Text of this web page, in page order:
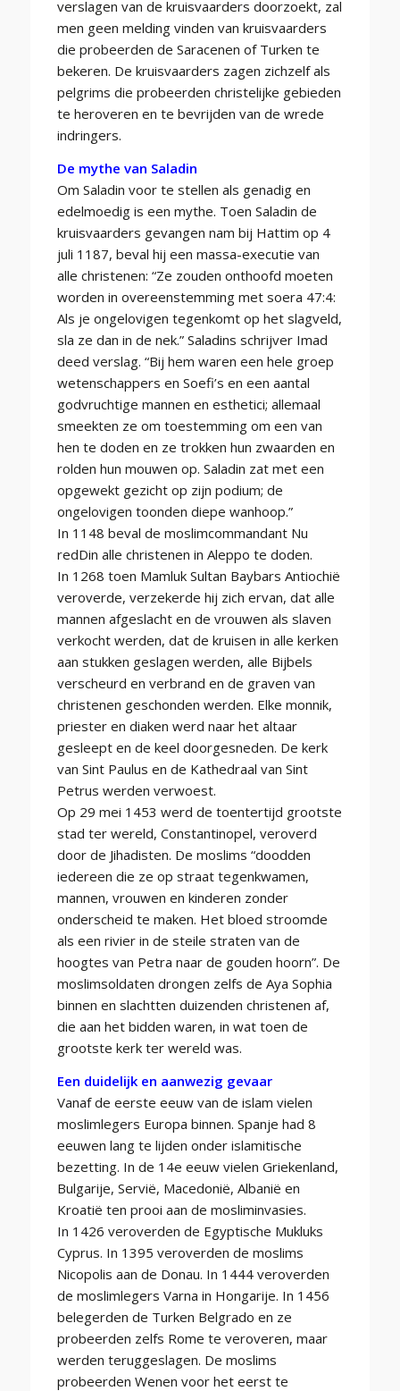
verslagen van de kruisvaarders doorzoekt, zal
men geen melding vinden van kruisvaarders
die probeerden de Saracenen of Turken te
bekeren. De kruisvaarders zagen zichzelf als
pelgrims die probeerden christelijke gebieden
te heroveren en te bevrijden van de wrede
indringers.
De mythe van Saladin
Om Saladin voor te stellen als genadig en
edelmoedig is een mythe. Toen Saladin de
kruisvaarders gevangen nam bij Hattim op 4
juli 1187, beval hij een massa-executie van
alle christenen: “Ze zouden onthoofd moeten
worden in overeenstemming met soera 47:4:
Als je ongelovigen tegenkomt op het slagveld,
sla ze dan in de nek.” Saladins schrijver Imad
deed verslag. “Bij hem waren een hele groep
wetenschappers en Soefi’s en een aantal
godvruchtige mannen en esthetici; allemaal
smeekten ze om toestemming om een van
hen te doden en ze trokken hun zwaarden en
rolden hun mouwen op. Saladin zat met een
opgewekt gezicht op zijn podium; de
ongelovigen toonden diepe wanhoop.”
In 1148 beval de moslimcommandant Nu
redDin alle christenen in Aleppo te doden.
In 1268 toen Mamluk Sultan Baybars Antiochië
veroverde, verzekerde hij zich ervan, dat alle
mannen afgeslacht en de vrouwen als slaven
verkocht werden, dat de kruisen in alle kerken
aan stukken geslagen werden, alle Bijbels
verscheurd en verbrand en de graven van
christenen geschonden werden. Elke monnik,
priester en diaken werd naar het altaar
gesleept en de keel doorgesneden. De kerk
van Sint Paulus en de Kathedraal van Sint
Petrus werden verwoest.
Op 29 mei 1453 werd de toentertijd grootste
stad ter wereld, Constantinopel, veroverd
door de Jihadisten. De moslims “doodden
iedereen die ze op straat tegenkwamen,
mannen, vrouwen en kinderen zonder
onderscheid te maken. Het bloed stroomde
als een rivier in de steile straten van de
hoogtes van Petra naar de gouden hoorn”. De
moslimsoldaten drongen zelfs de Aya Sophia
binnen en slachtten duizenden christenen af,
die aan het bidden waren, in wat toen de
grootste kerk ter wereld was.
Een duidelijk en aanwezig gevaar
Vanaf de eerste eeuw van de islam vielen
moslimlegers Europa binnen. Spanje had 8
eeuwen lang te lijden onder islamitische
bezetting. In de 14e eeuw vielen Griekenland,
Bulgarije, Servië, Macedonië, Albanië en
Kroatië ten prooi aan de mosliminvasies.
In 1426 veroverden de Egyptische Mukluks
Cyprus. In 1395 veroverden de moslims
Nicopolis aan de Donau. In 1444 veroverden
de moslimlegers Varna in Hongarije. In 1456
belegerden de Turken Belgrado en ze
probeerden zelfs Rome te veroveren, maar
werden teruggeslagen. De moslims
probeerden Wenen voor het eerst te